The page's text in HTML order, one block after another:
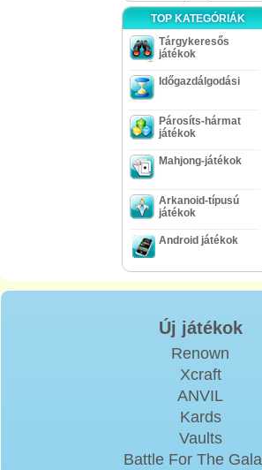
TOP KATEGÓRIÁK
Tárgykeresős
játékok
Időgazdálgodási
Párosíts-hármat
játékok
Mahjong-játékok
Arkanoid-típusú
játékok
Android játékok
Új játékok
Renown
Xcraft
ANVIL
Kards
Vaults
Battle For The